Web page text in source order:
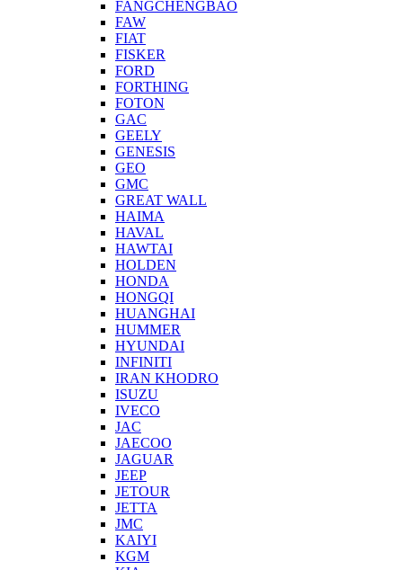
FANGCHENGBAO
FAW
FIAT
FISKER
FORD
FORTHING
FOTON
GAC
GEELY
GENESIS
GEO
GMC
GREAT WALL
HAIMA
HAVAL
HAWTAI
HOLDEN
HONDA
HONGQI
HUANGHAI
HUMMER
HYUNDAI
INFINITI
IRAN KHODRO
ISUZU
IVECO
JAC
JAECOO
JAGUAR
JEEP
JETOUR
JETTA
JMC
KAIYI
KGM